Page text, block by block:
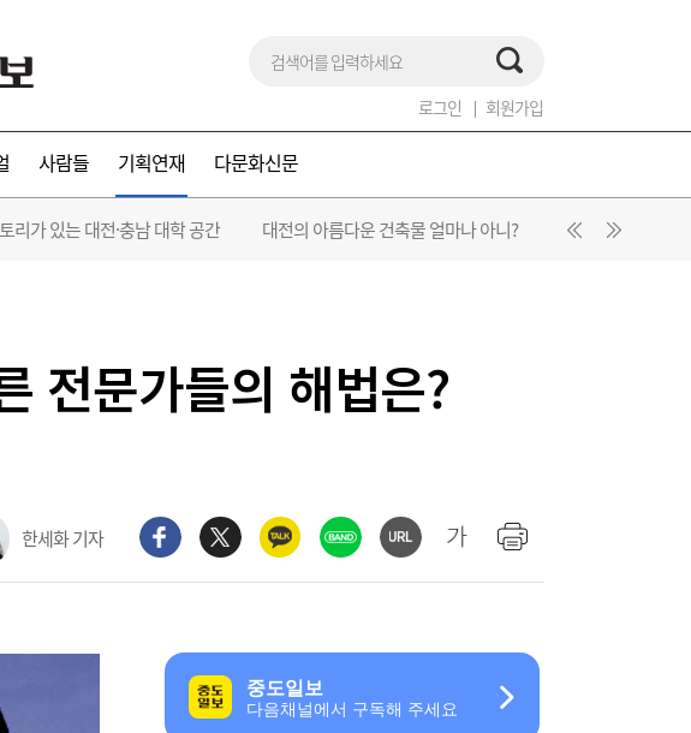
로그인 회원가입
사람들 기획연재 다문화신문
리가 있는 대전·충남 대학 공간 대전의 아름다운 건축물 얼마나 아니? 대전 Y-zone 프로
전문가들의 해법은?
한세화 기자